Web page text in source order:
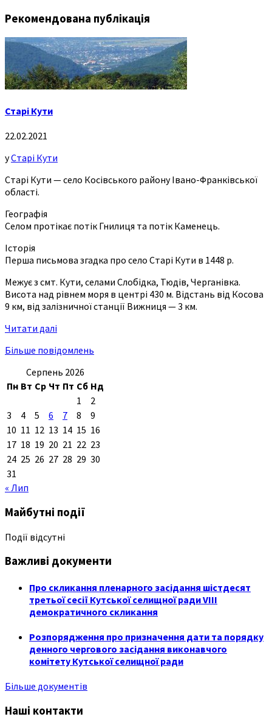
Рекомендована публікація
Старі Кути
22.02.2021
уСтарі Кути
Старі Кути — село Косівського району Івано-Франківської
області.
Географія
Селом протікає потік Гнилиця та потік Каменець.
Історія
Перша письмова згадка про село Старі Кути в 1448 р.
Межує з смт. Кути, селами Слобідка, Тюдів, Черганівка.
Висота над рівнем моря в центрі 430 м. Відстань від Косова
9 км, від залізничної станції Вижниця — 3 км.
Читати далі
Більше повідомлень
Серпень 2026
Пн Вт Ср Чт Пт Сб Нд
1
2
3
4 5 6 7 8
9
10 11 12 13 14 15 16
17 18 19 20 21 22 23
24 25 26 27 28 29 30
31
« Лип
Майбутні події
Події відсутні
Важливі документи
Про скликання пленарного засідання шістдесят
третьої сесії Кутської селищної ради VIII
демократичного скликання
Розпорядження про призначення дати та порядку
денного чергового засідання виконавчого
комітету Кутської селищної ради
Більше документів
Наші контакти